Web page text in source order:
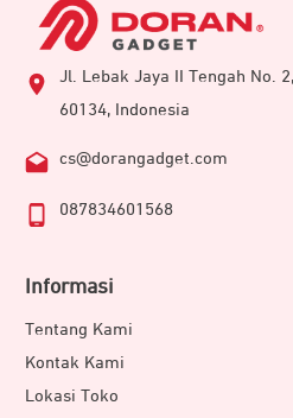
Jl. Lebak Jaya II Tengah No.
60134, Indonesia
cs@dorangadget.com
087834601568
Informasi
Tentang Kami
Kontak Kami
Lokasi Toko